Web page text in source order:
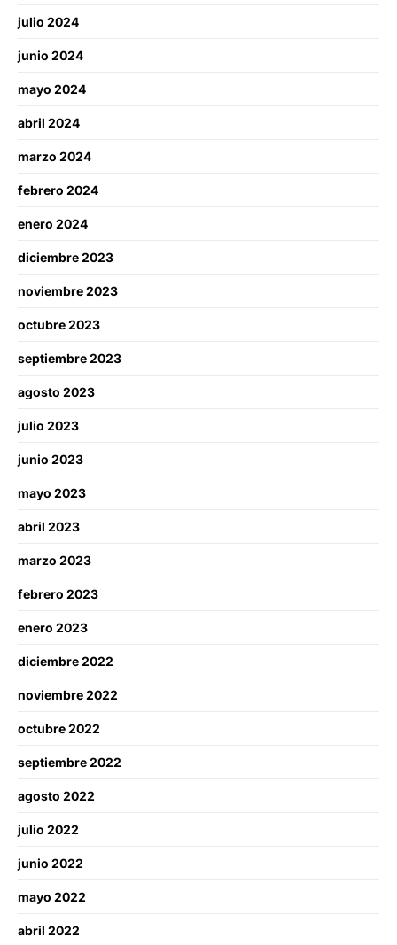
julio 2024
junio 2024
mayo 2024
abril 2024
marzo 2024
febrero 2024
enero 2024
diciembre 2023
noviembre 2023
octubre 2023
septiembre 2023
agosto 2023
julio 2023
junio 2023
mayo 2023
abril 2023
marzo 2023
febrero 2023
enero 2023
diciembre 2022
noviembre 2022
octubre 2022
septiembre 2022
agosto 2022
julio 2022
junio 2022
mayo 2022
abril 2022